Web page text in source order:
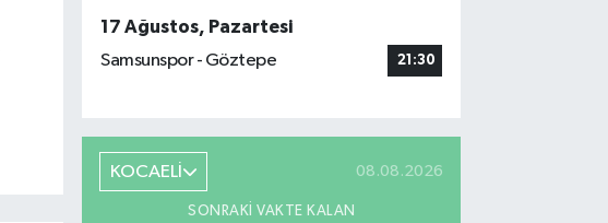
17 Ağustos, Pazartesi
Samsunspor - Göztepe
21:30
KOCAELİ 08.08.2026
SONRAKI VAKTE KALAN